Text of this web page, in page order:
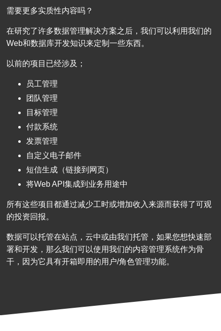
需要更多实质性内容吗？
在研究了许多数据管理解决方案之后，我们可以利用我们的
Web和数据库开发知识来定制一些东西。
以前的项目已经涉及；
员工管理
团队管理
目标管理
付款系统
发票管理
自定义电子邮件
短信生成（链接到网页）
将Web API集成到业务用途中
所有这些项目都通过减少工时或增加收入来源而获得了可观
的投资回报。
数据可以托管在站点，云中或由我们托管，如果您想快速部
署和开发，那么我们可以使用我们的内容管理系统作为骨
干，因为它具有开箱即用的用户/角色管理功能。